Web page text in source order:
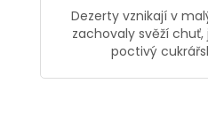
Dezerty vznikají v
zachovaly svěží
poctivý